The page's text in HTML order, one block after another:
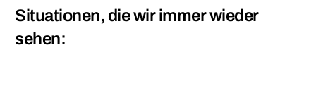
Situationen, die wir immer wieder
sehen: